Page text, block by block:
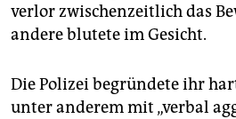
verlor zwischenzeitlich das
andere blutete im Gesicht.
Die Polizei begründete ihr
unter anderem mit „verbal